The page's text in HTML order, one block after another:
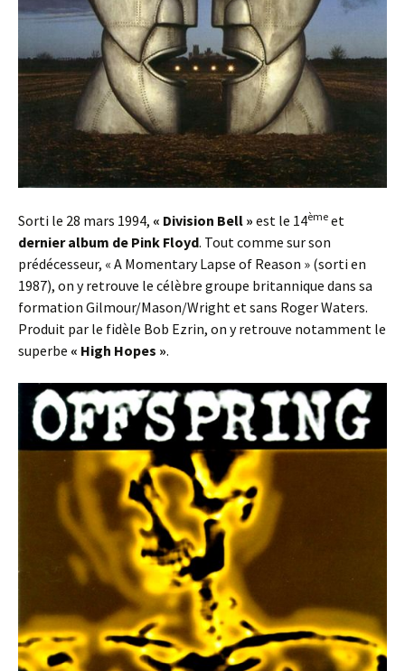
Sorti le 28 mars 1994, « Division Bell » est le 14ème et
dernier album de Pink Floyd. Tout comme sur son
prédécesseur, « A Momentary Lapse of Reason » (sorti en
1987), on y retrouve le célèbre groupe britannique dans sa
formation Gilmour/Mason/Wright et sans Roger Waters.
Produit par le fidèle Bob Ezrin, on y retrouve notamment le
superbe « High Hopes ».